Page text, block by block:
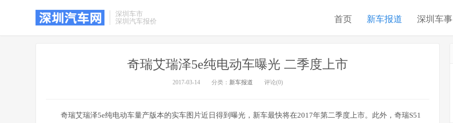
深圳车市
深圳汽车报价
首页 新车报道 深圳车事
奇瑞艾瑞泽5e纯电动车曝光 二季度上市
2017-03-14 分类： 新车报道 评论(0)
奇瑞艾瑞泽5e纯电动车量产版本的实车图片近日得到曝光，新车最快将在2017年第二季度上市。此外，奇瑞S51